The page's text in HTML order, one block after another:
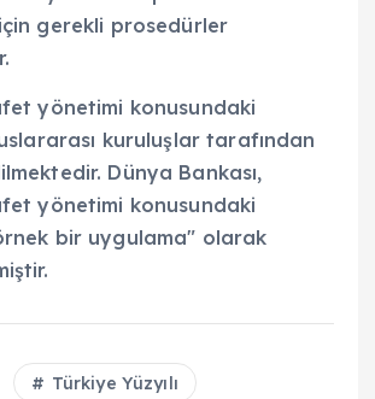
gerekli prosedürler
yönetimi konusundaki
kuruluşlar tarafından
Dünya Bankası,
yönetimi konusundaki
bir uygulama" olarak
Türkiye Yüzyılı